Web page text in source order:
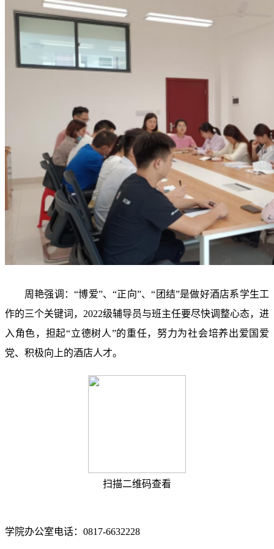
周艳强调：“博爱”、“正向”、“团结”是做好酒店系学生工
作的三个关键词， 2022级辅导员与班主任要尽快调整心态，进
入角色，担起“立德树人”的重任，努力为社会培养出爱国爱
党、积极向上的酒店人才。
扫描二维码查看
学院办公室电话：0817-6632228